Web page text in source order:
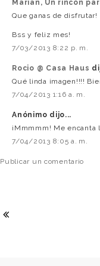
Marian, Un rincón
Que ganas de
Bss y feliz mes!
7/03/2013 8:22 p. m.
Rocio @ Casa Haus
Qué linda imagen!!!!
7/04/2013 1:16 a. m.
Anónimo dijo...
¡Mmmmm! Me encanta
7/04/2013 8:05 a. m.
Publicar un comentario